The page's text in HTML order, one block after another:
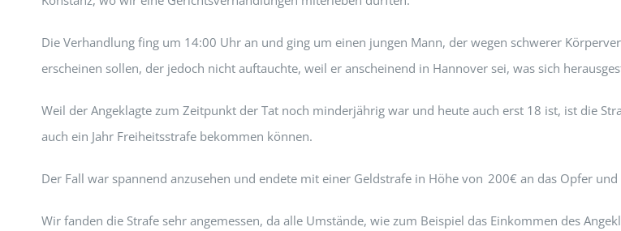
Die Verhandlung fing um 14:00 Uhr an und ging um einen jungen Mann, der wegen schwerer
erscheinen sollen, der jedoch nicht auftauchte, weil er anscheinend in Hannover sei, was sich
Weil der Angeklagte zum Zeitpunkt der Tat noch minderjährig war und heute auch erst 18 ist, ist die
auch ein Jahr Freiheitsstrafe bekommen können.
Der Fall war spannend anzusehen und endete mit einer Geldstrafe in Höhe von 200€ an das Opfer
Wir fanden die Strafe sehr angemessen, da alle Umstände, wie zum Beispiel das Einkommen des